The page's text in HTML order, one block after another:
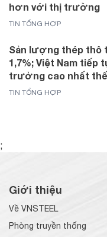
hơn với thị trường
TIN TỔNG HỢP
Sản lượng thép thô
1,7%; Việt Nam tiếp
trưởng cao nhất
TIN TỔNG HỢP
;
Giới thiệu
Về VNSTEEL
Phòng truyền thống